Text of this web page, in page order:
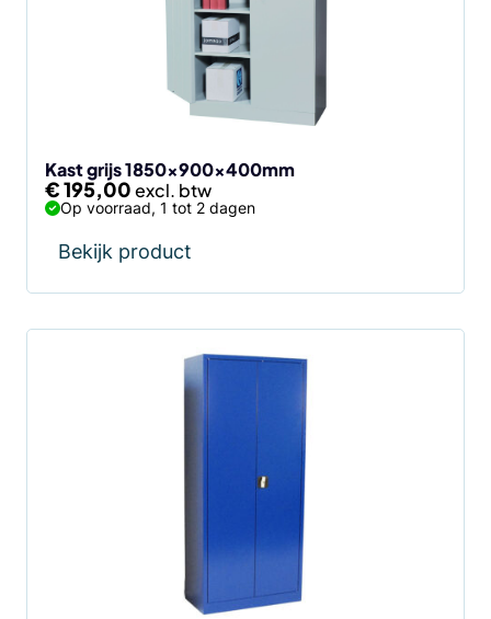
Kast grijs 1850x900x400mm
€195,00
Op voorraad, 1 tot 2 dagen
Bekijk product